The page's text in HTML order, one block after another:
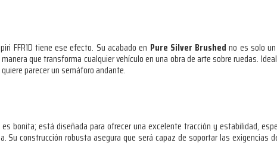
FFR1D tiene ese efecto. Su acabado en Pure Silver Brushed no es solo
que transforma cualquier vehículo en una obra de arte sobre ruedas.
parecer un semáforo andante.
bonita; está diseñada para ofrecer una excelente tracción y estabilidad,
construcción robusta asegura que será capaz de soportar las exigencias